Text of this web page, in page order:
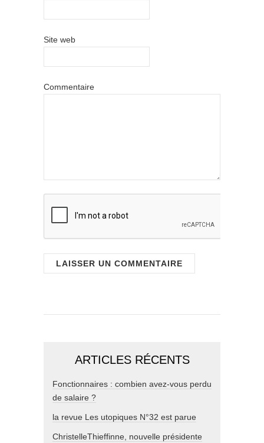
Site web
Commentaire
ARTICLES RÉCENTS
Fonctionnaires : combien avez-vous perdu
de salaire ?
la revue Les utopiques N°32 est parue
ChristelleThieffinne, nouvelle présidente